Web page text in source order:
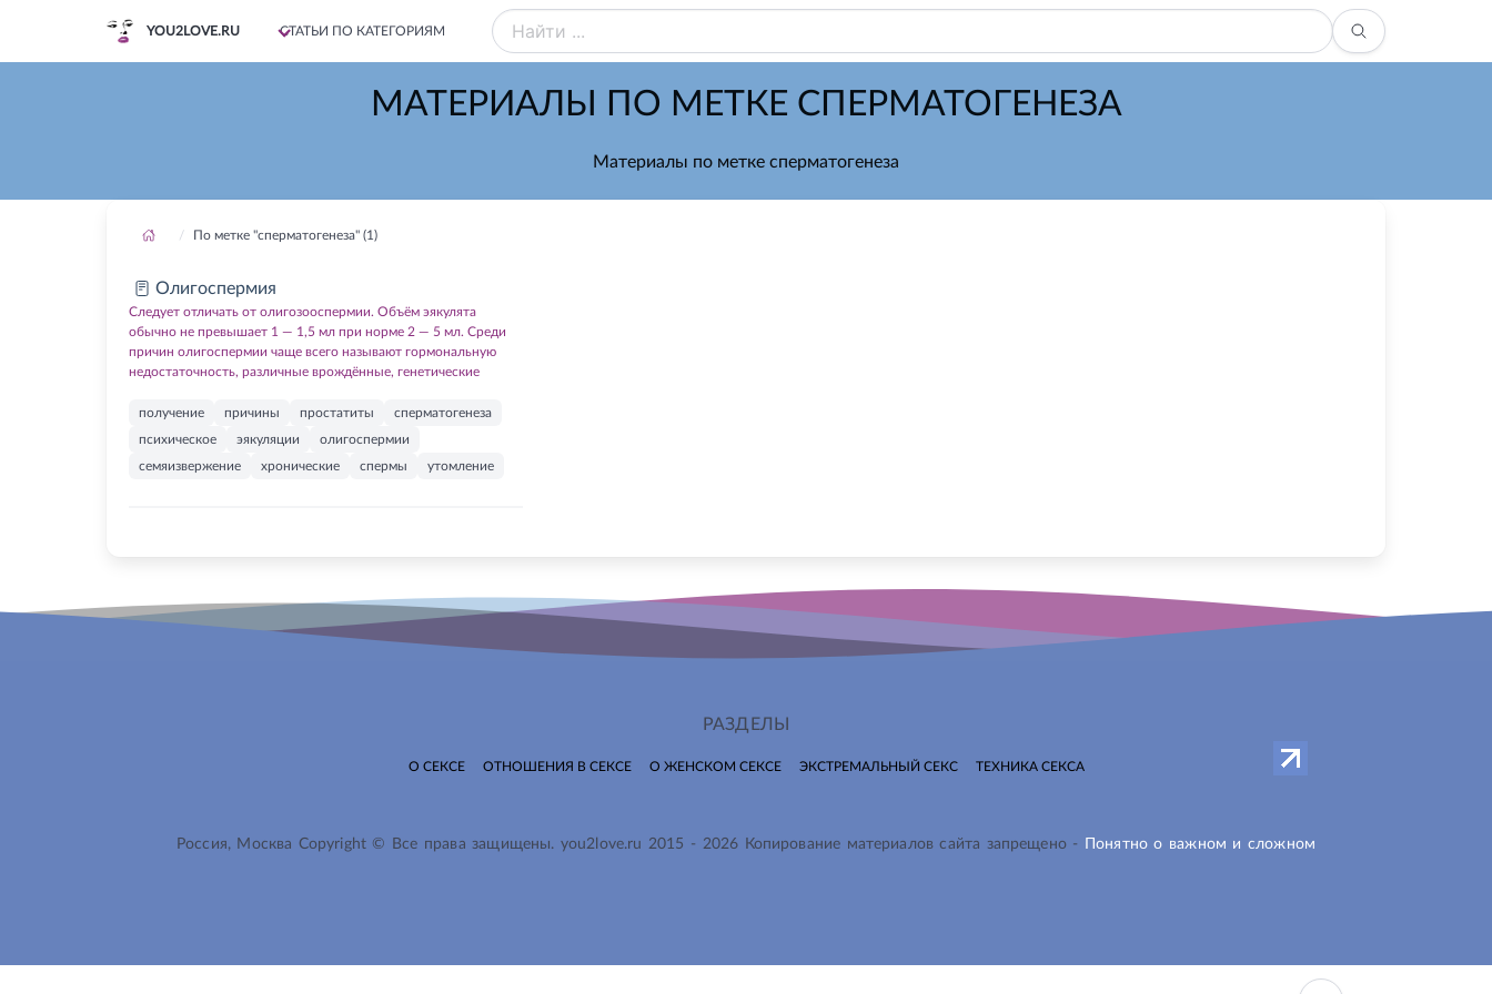
YOU2LOVE.RU СТАТЬИ ПО КАТЕГОРИЯМ
МАТЕРИАЛЫ ПО МЕТКЕ СПЕРМАТОГЕНЕЗА
Материалы по метке сперматогенеза
По метке "сперматогенеза" (1)
Олигоспермия
Следует отличать от олигозооспермии. Объём эякулята
обычно не превышает 1 — 1,5 мл при норме 2 — 5 мл. Среди
причин олигоспермии чаще всего называют гормональную
недостаточность, различные врождённые, генетические
получение причины простатиты
сперматогенеза
психическое
эякуляции
олигоспермии
семяизвержение
хронические спермы утомление
РАЗДЕЛЫ
О СЕКСЕ ОТНОШЕНИЯ В СЕКСЕ О ЖЕНСКОМ СЕКСЕ ЭКСТРЕМАЛЬНЫЙ СЕКС ТЕХНИКА СЕКСА
Россия, Москва Copyright © Все права защищены. you2love.ru 2015 - 2026 Копирование материалов сайта запрещено - Понятно о важном и сложном